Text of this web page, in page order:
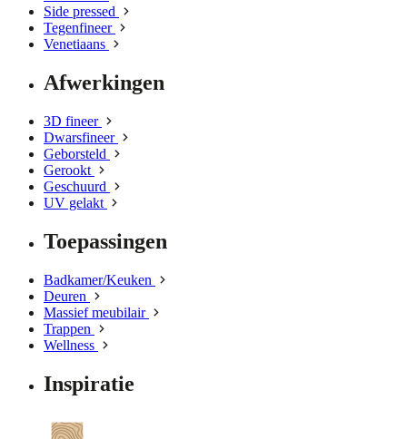
Side pressed
Tegenfineer
Venetiaans
Afwerkingen
3D fineer
Dwarsfineer
Geborsteld
Gerookt
Geschuurd
UV gelakt
Toepassingen
Badkamer/Keuken
Deuren
Massief meubilair
Trappen
Wellness
Inspiratie